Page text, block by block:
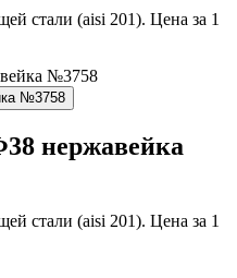
стали (aisi 201). Цена за 1
нержавейка
стали (aisi 201). Цена за 1